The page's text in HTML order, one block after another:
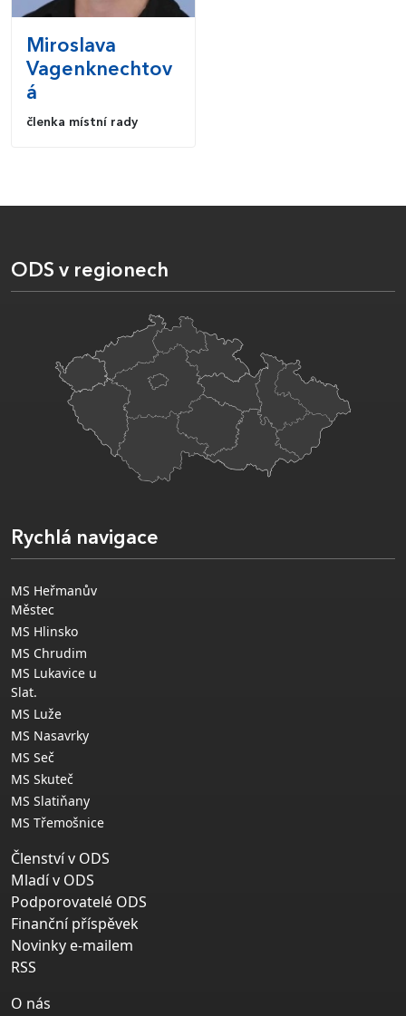
Miroslava
Vagenknechtov
á
členka místní rady
ODS v regionech
Rychlá navigace
MS Heřmanův
Městec
MS Hlinsko
MS Chrudim
MS Lukavice u
Slat.
MS Luže
MS Nasavrky
MS Seč
MS Skuteč
MS Slatiňany
MS Třemošnice
Členství v ODS
Mladí v ODS
Podporovatelé ODS
Finanční příspěvek
Novinky e-mailem
RSS
O nás